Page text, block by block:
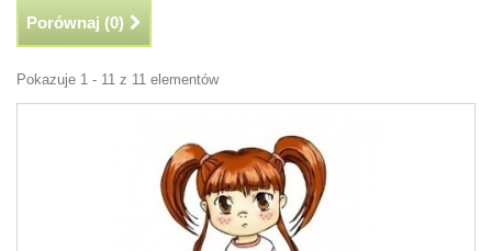
Porównaj (0)
Pokazuje 1 - 11 z 11 elementów